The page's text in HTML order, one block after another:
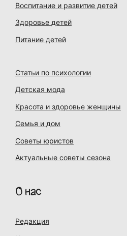
Воспитание и развитие детей
Здоровье детей
Питание детей
Статьи по психологии
Детская мода
Красота и здоровье женщины
Семья и дом
Советы юристов
Актуальные советы сезона
О нас
Редакция